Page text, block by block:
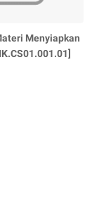
Menyiapkan